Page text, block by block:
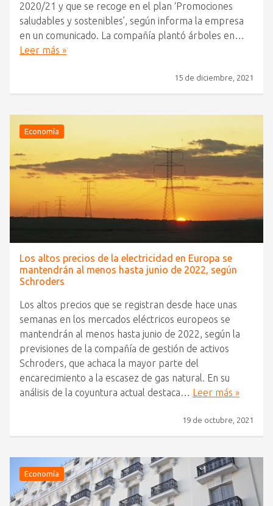
2020/21 y que se recoge en el plan ‘Promociones
saludables y sostenibles’, según informa la empresa
en un comunicado. La compañía plantó árboles en…
Leer más »
15 de diciembre, 2021
Economía
Los altos precios de la electricidad en Europa se
mantendrán al menos hasta junio de 2022, según
Schroders
Los altos precios que se registran desde hace unas
semanas en los mercados eléctricos europeos se
mantendrán al menos hasta junio de 2022, según la
previsiones de la compañía de gestión de activos
Schroders, que achaca la mayor parte del
encarecimiento a la escasez de gas natural. En su
análisis de la coyuntura actual destaca… Leer más »
19 de octubre, 2021
Economía